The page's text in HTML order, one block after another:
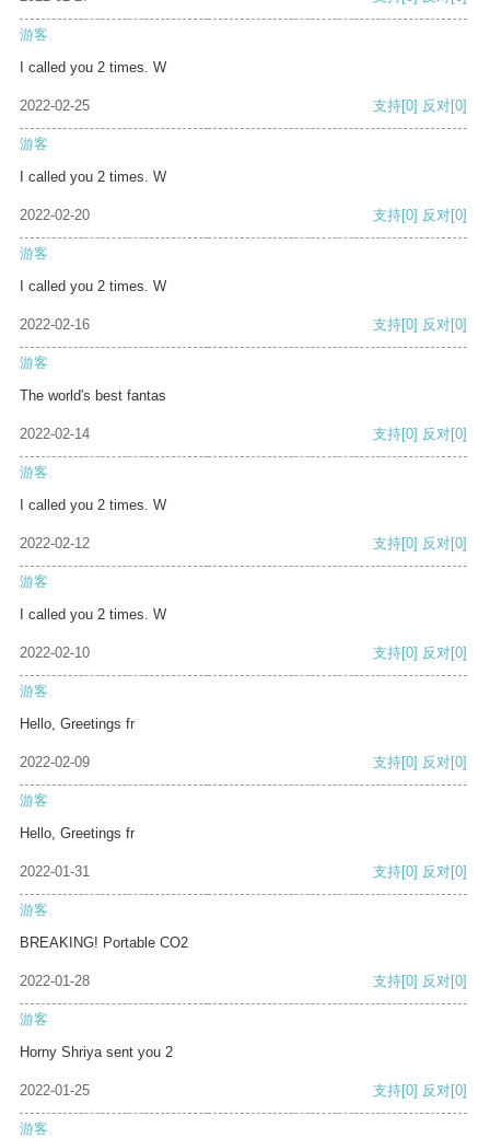
游客
I called you 2 times. W
2022-02-25 支持[0] 反对[0]
游客
I called you 2 times. W
2022-02-20 支持[0] 反对[0]
游客
I called you 2 times. W
2022-02-16 支持[0] 反对[0]
游客
The world's best fantas
2022-02-14 支持[0] 反对[0]
游客
I called you 2 times. W
2022-02-12 支持[0] 反对[0]
游客
I called you 2 times. W
2022-02-10 支持[0] 反对[0]
游客
Hello, Greetings fr
2022-02-09 支持[0] 反对[0]
游客
Hello, Greetings fr
2022-01-31 支持[0] 反对[0]
游客
BREAKING! Portable CO2
2022-01-28 支持[0] 反对[0]
游客
Horny Shriya sent you 2
2022-01-25 支持[0] 反对[0]
游客